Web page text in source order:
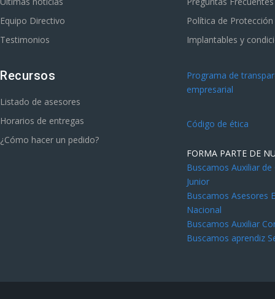
Equipo Directivo
Testimonios
Recursos
Listado de asesores
Horarios de entregas
¿Cómo hacer un pedido?
Política de
Implantables y
Programa de
empresarial
Código de ética
FORMA PARTE DE
Buscamos Auxiliar
Junior
Buscamos Asesores
Nacional
Buscamos Auxiliar
Buscamos aprendiz